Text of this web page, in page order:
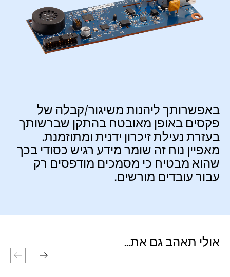
באפשרותך ליהנות משיגור/קבלה של
פקסים באופן מאובטח בהתקן שברשותך
בעזרת נעילת זיכרון ידנית ומתוזמנת.
מאפיין נוח זה שומר מידע רגיש כסודי בכך
שהוא מבטיח כי מסמכים מודפסים רק
עבור עובדים מורשים.
אולי תאהב גם את...